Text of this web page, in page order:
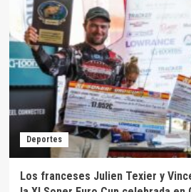
las
actividades
del
mes
del
mayor
en
Orellana
Deportes
Los franceses Julien Texier y